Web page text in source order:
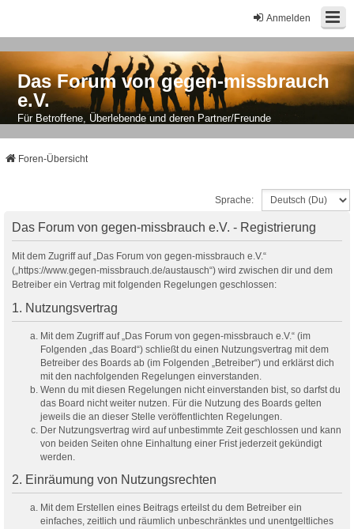
Anmelden
Das Forum von gegen-missbrauch
e.V.
Für Betroffene, Überlebende und deren Partner/Freunde
Foren-Übersicht
Sprache:
Das Forum von gegen-missbrauch e.V. - Registrierung
Mit dem Zugriff auf „Das Forum von gegen-missbrauch e.V.“
(„https://www.gegen-missbrauch.de/austausch“) wird zwischen dir und dem
Betreiber ein Vertrag mit folgenden Regelungen geschlossen:
1. Nutzungsvertrag
Mit dem Zugriff auf „Das Forum von gegen-missbrauch e.V.“ (im
Folgenden „das Board“) schließt du einen Nutzungsvertrag mit dem
Betreiber des Boards ab (im Folgenden „Betreiber“) und erklärst dich
mit den nachfolgenden Regelungen einverstanden.
Wenn du mit diesen Regelungen nicht einverstanden bist, so darfst du
das Board nicht weiter nutzen. Für die Nutzung des Boards gelten
jeweils die an dieser Stelle veröffentlichten Regelungen.
Der Nutzungsvertrag wird auf unbestimmte Zeit geschlossen und kann
von beiden Seiten ohne Einhaltung einer Frist jederzeit gekündigt
werden.
2. Einräumung von Nutzungsrechten
Mit dem Erstellen eines Beitrags erteilst du dem Betreiber ein
einfaches, zeitlich und räumlich unbeschränktes und unentgeltliches